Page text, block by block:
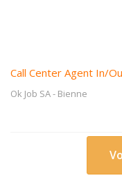
Call Center Agent In/
Ok Job SA- Bienne